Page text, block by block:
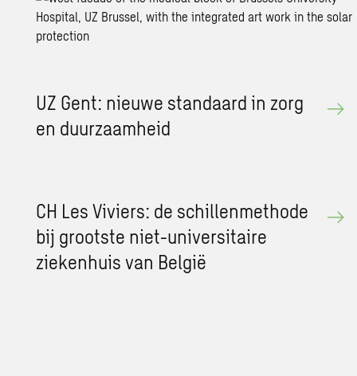
UZ Gent: nieuwe standaard in zorg
en duurzaamheid
CH Les Viviers: de schillenmethode
bij grootste niet-universitaire
ziekenhuis van België